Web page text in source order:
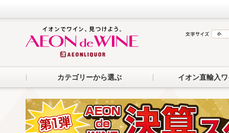
カテゴリーから選ぶ イオン直輸入